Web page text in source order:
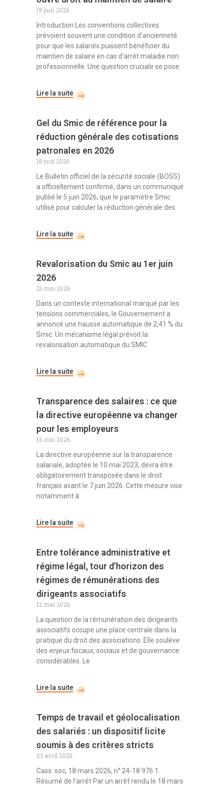
18 juin 2026
Introduction Les conventions collectives
prévoient souvent une condition d’ancienneté
pour que les salariés puissent bénéficier du
maintien de salaire en cas d’arrêt maladie non
professionnelle. Une question cruciale se pose
Lire la suite
Gel du Smic de référence pour la
réduction générale des cotisations
patronales en 2026
18 juin 2026
Le Bulletin officiel de la sécurité sociale (BOSS)
a officiellement confirmé, dans un communiqué
publié le 5 juin 2026, que le paramètre Smic
utilisé pour calculer la réduction générale des
Lire la suite
Revalorisation du Smic au 1er juin
2026
21 mai 2026
Dans un contexte international marqué par les
tensions commerciales, le Gouvernement a
annoncé une hausse automatique de 2,41 % du
Smic. Un mécanisme légal prévoit la
revalorisation automatique du SMIC
Lire la suite
Transparence des salaires : ce que
la directive européenne va changer
pour les employeurs
13 mai 2026
La directive européenne sur la transparence
salariale, adoptée le 10 mai 2023, devra être
obligatoirement transposée dans le droit
français avant le 7 juin 2026. Cette mesure vise
notamment à
Lire la suite
Entre tolérance administrative et
régime légal, tour d’horizon des
régimes de rémunérations des
dirigeants associatifs
12 mai 2026
La question de la rémunération des dirigeants
associatifs occupe une place centrale dans la
pratique du droit des associations. Elle soulève
des enjeux fiscaux, sociaux et de gouvernance
considérables. Le
Lire la suite
Temps de travail et géolocalisation
des salariés : un dispositif licite
soumis à des critères stricts
23 avril 2026
Cass. soc, 18 mars 2026, n° 24-18.976 1.
Résumé de l’arrêt Par un arrêt rendu le 18 mars